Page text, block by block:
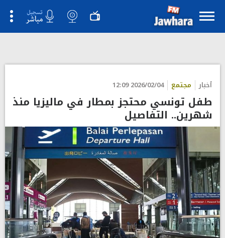
أخبار مجتمع 2026/02/04 12:09
طفل تونسي محتجز بمطار في ماليزيا منذ
شهرين.. التفاصيل